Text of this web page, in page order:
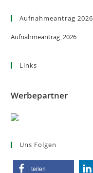
Aufnahmeantrag 2026
Aufnahmeantrag_2026
Links
Werbepartner
Uns Folgen
teilen